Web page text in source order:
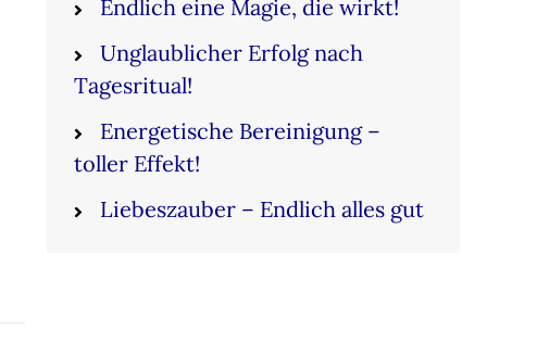
Endlich eine Magie, die wirkt!
Unglaublicher Erfolg nach
Tagesritual!
Energetische Bereinigung –
toller Effekt!
Liebeszauber – Endlich alles gut